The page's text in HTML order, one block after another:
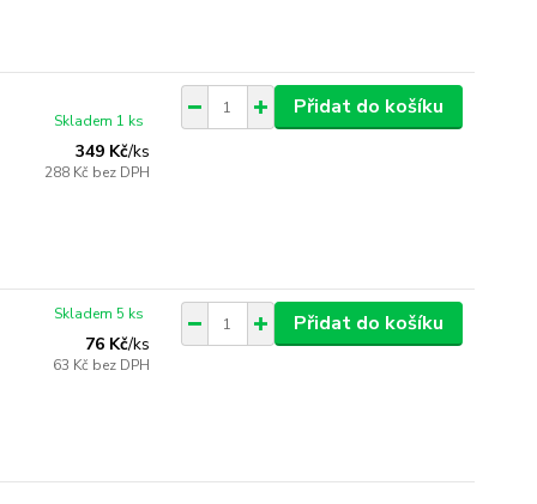
349 Kč/ks
288 Kč bez DPH
Skladem 1 ks
Přidat do košíku
76 Kč/ks
63 Kč bez DPH
Skladem 5 ks Přidat do košíku